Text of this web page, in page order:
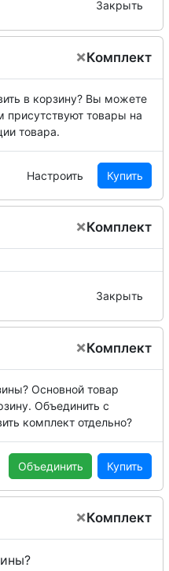
Закрыть
×Комплект
в корзину? Вы можете
присутствуют товары на
товара.
Настроить Купить
×Комплект
Закрыть
×Комплект
Основной товар
Объединить с
комплект отдельно?
Объединить Купить
×Комплект